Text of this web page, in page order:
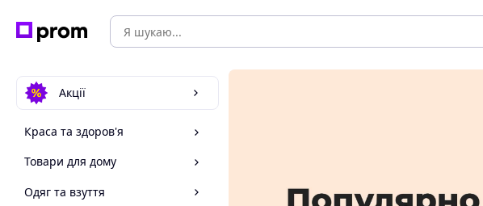
Акції
Краса та здоров'я
Товари для дому
Одяг та взуття